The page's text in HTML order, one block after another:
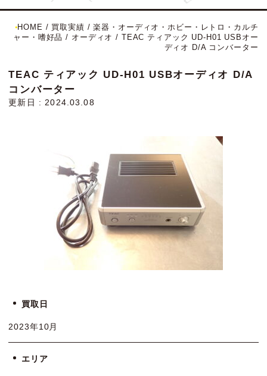
HOME / 買取実績 /楽器・オーディオ・ホビー・レトロ・カルチ
ャー・嗜好品 / オーディオ /
TEAC ティアック UD-H01 USBオー
ディオ D/A コンバーター
TEAC ティアック UD-H01 USBオーディオ D/A
コンバーター
更新日 : 2024.03.08
買取日
2023年10月
エリア